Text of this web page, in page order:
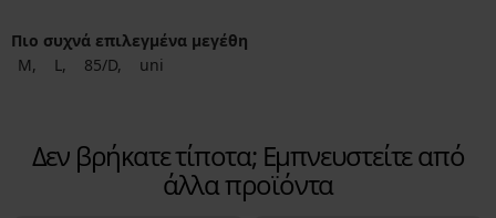
Πιο συχνά επιλεγμένα μεγέθη
M
L 85/D uni
Δεν βρήκατε τίποτα; Εμπνευστείτε από
άλλα προϊόντα